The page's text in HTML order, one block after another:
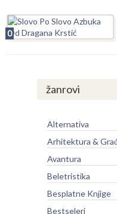
0
žanrovi
Alternativa
Arhitektura &
Avantura
Beletristika
Besplatne Knjige
Bestseleri